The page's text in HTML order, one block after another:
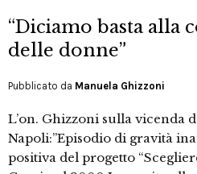
“Diciamo basta alla
delle donne”
Pubblicato da Manuela Ghizzoni
L’on. Ghizzoni sulla vicenda
Napoli:”Episodio di gravità
positiva del progetto